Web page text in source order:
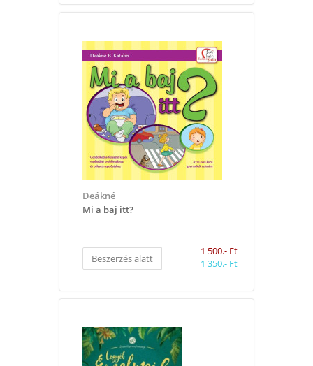
Deákné
Mi a baj itt?
Beszerzés alatt
1 500.- Ft
1 350.- Ft